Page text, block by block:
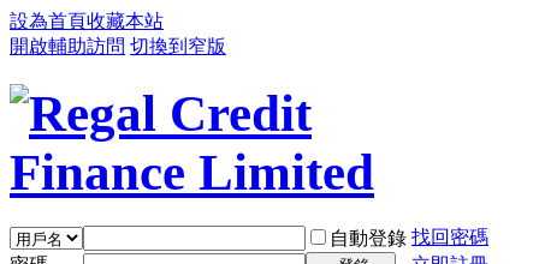
設為首頁收藏本站
開啟輔助訪問 切換到窄版
自動登錄 找回密碼